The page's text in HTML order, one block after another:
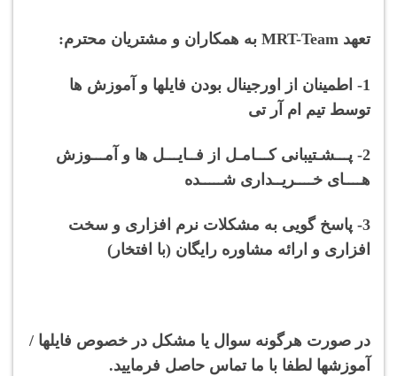
تعهد M RT-Team به همکاران و مشتریان محترم:
1- اطمینان از اورجینال بودن فایلها و آموزش ها
توسط تیم ام آر تی
2- پـــشـتیبانی کـــامـل از فــایـــل ها و آمـــوزش
هــــای خــــریــداری شـــــده
3- پاسخ گویی به مشکلات نرم افزاری و سخت
افزاری و ارائه مشاوره رایگان (با افتخار)
در صورت هرگونه سوال یا مشکل در خصوص فایلها /
آموزشها لطفا با ما تماس حاصل فرمایید.